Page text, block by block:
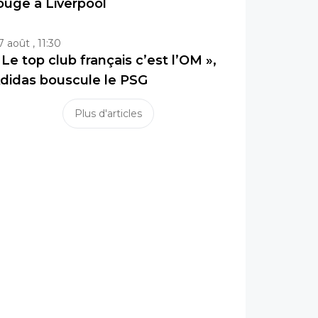
à Liverpool
août , 11:30
Le top club français c’est l’OM »,
bouscule le PSG
Plus d'articles